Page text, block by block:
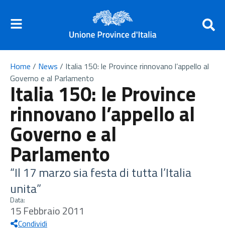
Home / News / Italia 150: le Province rinnovano l’appello al
Governo e al Parlamento
Italia 150: le Province
rinnovano l’appello al
Governo e al
Parlamento
“Il 17 marzo sia festa di tutta l’Italia
unita”
Data:
15 Febbraio 2011
Condividi